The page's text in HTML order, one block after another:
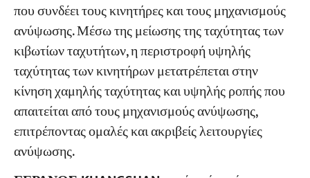
Εργα
Blogs
Νέα
Εφαρμογές
Σχετικά με εμάς
Επικοινωνήστε μαζί μας
που συνδέει τους κινητήρες και τους μηχανισμούς
ανύψωσης. Μέσω της μείωσης της ταχύτητας των
κιβωτίων ταχυτήτων, η περιστροφή υψηλής
ταχύτητας των κινητήρων μετατρέπεται στην
κίνηση χαμηλής ταχύτητας και υψηλής ροπής που
απαιτείται από τους μηχανισμούς ανύψωσης,
επιτρέποντας ομαλές και ακριβείς λειτουργίες
ανύψωσης.